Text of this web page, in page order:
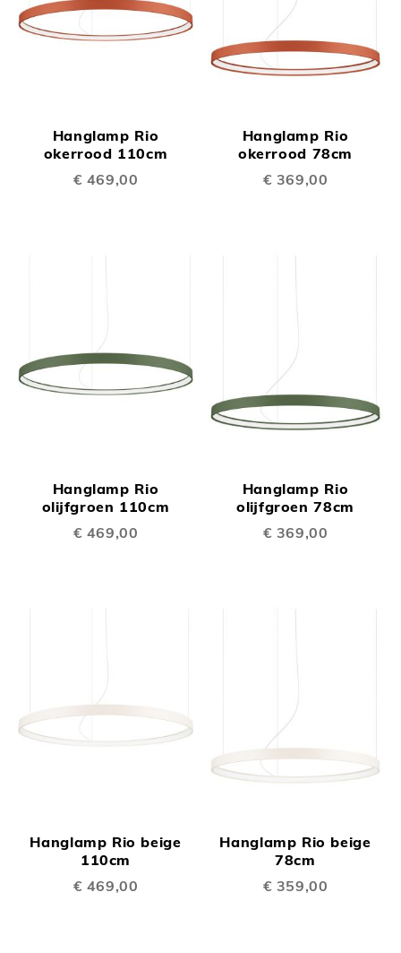
Hanglamp Rio
okerrood 110cm
€ 469,00
Hanglamp Rio
okerrood 78cm
€ 369,00
Hanglamp Rio
olijfgroen 110cm
€ 469,00
Hanglamp Rio
olijfgroen 78cm
€ 369,00
Hanglamp Rio beige
110cm
€ 469,00
Hanglamp Rio beige
78cm
€ 359,00